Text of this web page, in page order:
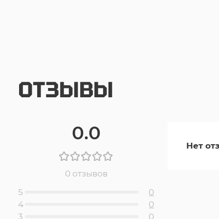
ОТЗЫВЫ
0.0
0 отзывов
5
0
4
0
3
0
Нет